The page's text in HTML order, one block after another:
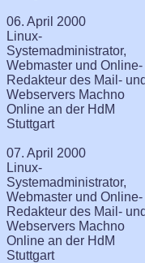
06. April 2000
Linux-
Systemadministrator,
Webmaster und Online-
Redakteur des Mail-
Webservers Machno
Online an der HdM
Stuttgart
07. April 2000
Linux-
Systemadministrator,
Webmaster und Online-
Redakteur des Mail-
Webservers Machno
Online an der HdM
Stuttgart